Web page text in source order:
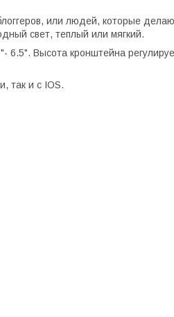
или людей, которые
свет, теплый или мягкий.
Высота кронштейна
так и с IOS.